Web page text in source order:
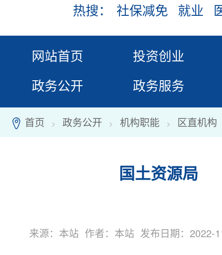
热搜： 社保减免 就业
网站首页
投资创业
政务公开
政务服务
7 首页 > 政务公开 > 机构职能 > 区直机构
国土资源局
来源：本站 作者：本站 发布日期：